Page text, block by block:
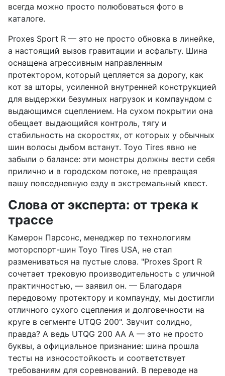
всегда можно просто полюбоваться фото в
каталоге.
Proxes Sport R — это не просто обновка в линейке,
а настоящий вызов гравитации и асфальту. Шина
оснащена агрессивным направленным
протектором, который цепляется за дорогу, как
кот за шторы, усиленной внутренней конструкцией
для выдержки безумных нагрузок и компаундом с
выдающимся сцеплением. На сухом покрытии она
обещает выдающийся контроль, тягу и
стабильность на скоростях, от которых у обычных
шин волосы дыбом встанут. Toyo Tires явно не
забыли о балансе: эти монстры должны вести себя
прилично и в городском потоке, не превращая
вашу повседневную езду в экстремальный квест.
Слова от эксперта: от трека к
трассе
Камерон Парсонс, менеджер по технологиям
моторспорт-шин Toyo Tires USA, не стал
размениваться на пустые слова. "Proxes Sport R
сочетает трековую производительность с уличной
практичностью, — заявил он. — Благодаря
передовому протектору и компаунду, мы достигли
отличного сухого сцепления и долговечности на
круге в сегменте UTQG 200". Звучит солидно,
правда? А ведь UTQG 200 AA A — это не просто
буквы, а официальное признание: шина прошла
тесты на износостойкость и соответствует
требованиям для соревнований. В переводе на